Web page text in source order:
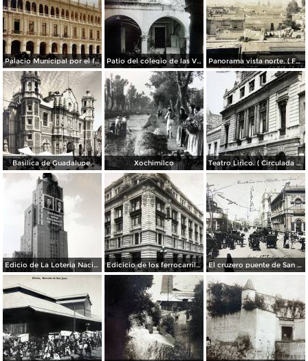
Palacio Municipal por el fotografo Hugo Brehme.. Patio del colegio de las Vizcainas por el fotografo Hugo Brehme. Panorama vista norte. ( Fechada el 20 de Junio de 1905 ).
Basilica de Guadalupe. Xochimilco Teatro Lirico. ( Circulada el 1 de Agosto de 1926 ).
Edicio de La Loteria Nacional Ciudad de México Abril de 1964 Edicicio de los ferrocarriles. El cruzero puente de San Francisco y Guardiola por el fotografo Felix Miret.